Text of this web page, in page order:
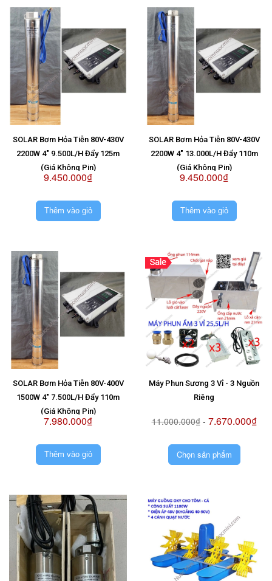
SOLAR Bơm Hỏa Tiễn 80V-430V
2200W 4" 9.500L/H Đẩy 125m
(Giá Không Pin)
9.450.000₫
Thêm vào giỏ
SOLAR Bơm Hỏa Tiễn 80V-430V
2200W 4" 13.000L/H Đẩy 110m
(Giá Không Pin)
9.450.000₫
Thêm vào giỏ
SOLAR Bơm Hỏa Tiễn 80V-400V
1500W 4" 7.500L/H Đẩy 110m
(Giá Không Pin)
7.980.000₫
Thêm vào giỏ
Máy Phun Sương 3 Vỉ - 3 Nguồn
Riêng
11.000.000₫- 7.670.000₫
Chọn sản phẩm